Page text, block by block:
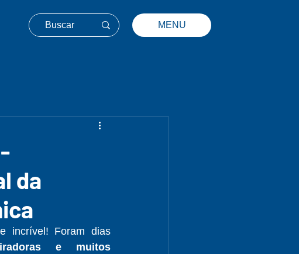
MENU
da
incrível! Foram dias
e muitos